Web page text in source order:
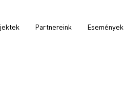
Partnereink Események